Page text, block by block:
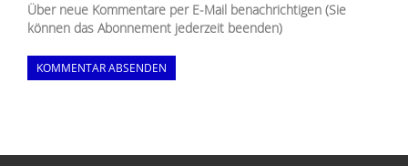
Über neue Kommentare per E-Mail benachrichtigen (Sie
können das Abonnement jederzeit beenden)
KOMMENTAR ABSENDEN